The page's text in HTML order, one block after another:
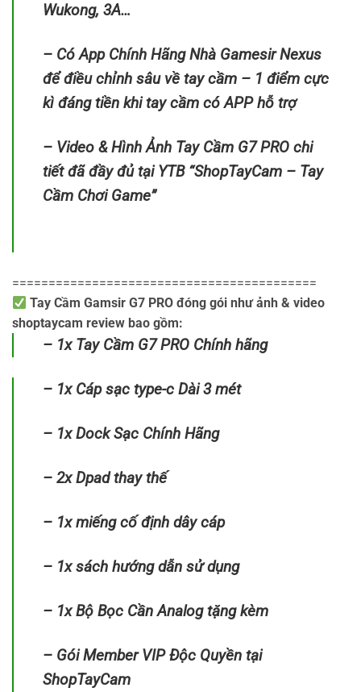
Wukong, 3A…
– Có App Chính Hãng Nhà Gamesir Nexus
để điều chỉnh sâu về tay cầm – 1 điểm cực
kì đáng tiền khi tay cầm có APP hỗ trợ
– Video & Hình Ảnh Tay Cầm G7 PRO chi
tiết đã đầy đủ tại YTB “ShopTayCam – Tay
Cầm Chơi Game”
==========================================
Tay Cầm Gamsir G7 PRO đóng gói như ảnh & video
shoptaycam review bao gồm:
– 1x Tay Cầm G7 PRO Chính hãng
– 1x Cáp sạc type-c Dài 3 mét
– 1x Dock Sạc Chính Hãng
– 2x Dpad thay thế
– 1x miếng cố định dây cáp
– 1x sách hướng dẫn sử dụng
– 1x Bộ Bọc Cần Analog tặng kèm
– Gói Member VIP Độc Quyền tại
ShopTayCam